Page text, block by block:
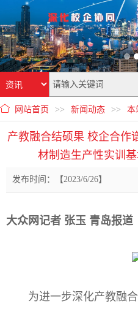
网站首页 >> 新闻动态 >> 本
产教融合结硕果 校企合作
材制造生产性实训
发布时间：【2023/6/26】
大众网记者 张玉 青岛报道
为进一步深化产教融合